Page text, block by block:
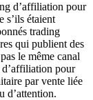
d’affiliation pour
s’ils étaient
trading
qui publient des
le même canal
pour
par vente liée
d’attention.